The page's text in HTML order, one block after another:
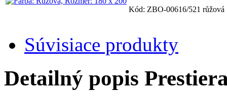
Kód: ZBO-00616/521 růžová
Súvisiace produkty
Detailný popis